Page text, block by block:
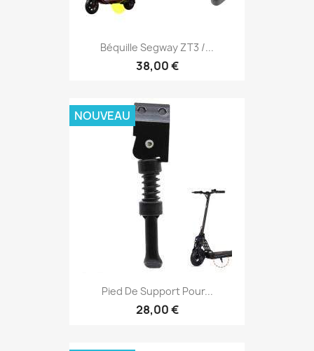
Béquille Segway ZT3 /...
38,00 €
Pied De Support Pour...
28,00 €
NOUVEAU